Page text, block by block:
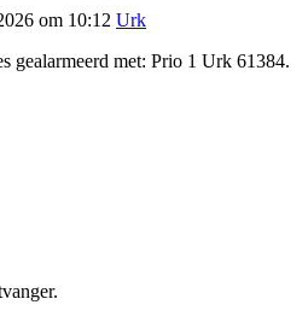
om 10:12 Urk
gealarmeerd met: Prio 1 Urk 61384.